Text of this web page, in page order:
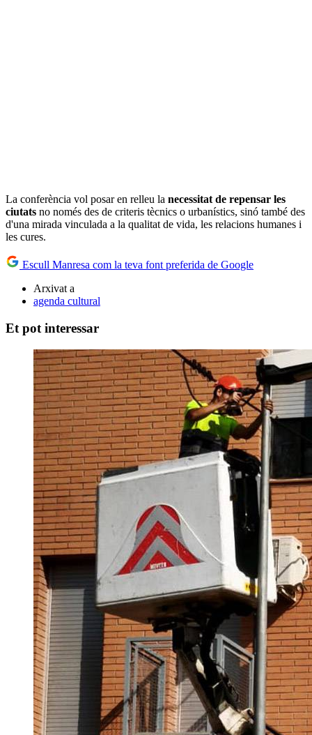
La conferència vol posar en relleu la necessitat de repensar les
ciutats no només des de criteris tècnics o urbanístics, sinó també des
d'una mirada vinculada a la qualitat de vida, les relacions humanes i
les cures.
Escull Manresa com la teva font preferida de Google
Arxivat a
agenda cultural
Et pot interessar